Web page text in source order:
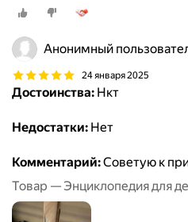
Анонимный
24 января 2025
Достоинства: Нкт
Недостатки: Нет
Комментарий:Советую к
Товар — Энциклопедия для